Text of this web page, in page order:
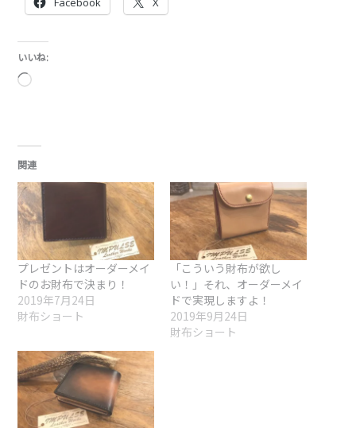
いいね:
読
中…
関連
プレゼントはオーダーメイ
ドのお財布で決まり！
2019年7月24日
財布ショート
「こういう財布が欲し
い！」それ、オーダーメイ
ドで実現しますよ！
2019年9月24日
財布ショート